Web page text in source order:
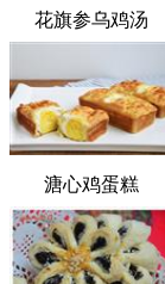
花旗参乌鸡汤
溏心鸡蛋糕